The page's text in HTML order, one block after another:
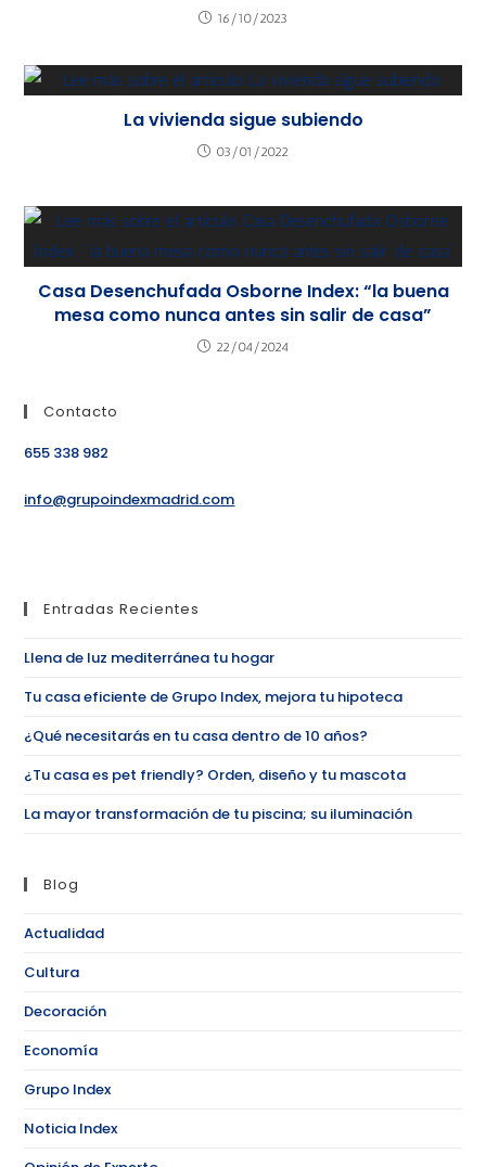
16/10/2023
La vivienda sigue subiendo
03/01/2022
Casa Desenchufada Osborne Index: “la buena
mesa como nunca antes sin salir de casa”
22/04/2024
Contacto
655 338 982
info@grupoindexmadrid.com
Entradas Recientes
Llena de luz mediterránea tu hogar
Tu casa eficiente de Grupo Index, mejora tu hipoteca
¿Qué necesitarás en tu casa dentro de 10 años?
¿Tu casa es pet friendly? Orden, diseño y tu mascota
La mayor transformación de tu piscina; su iluminación
Blog
Actualidad
Cultura
Decoración
Economía
Grupo Index
Noticia Index